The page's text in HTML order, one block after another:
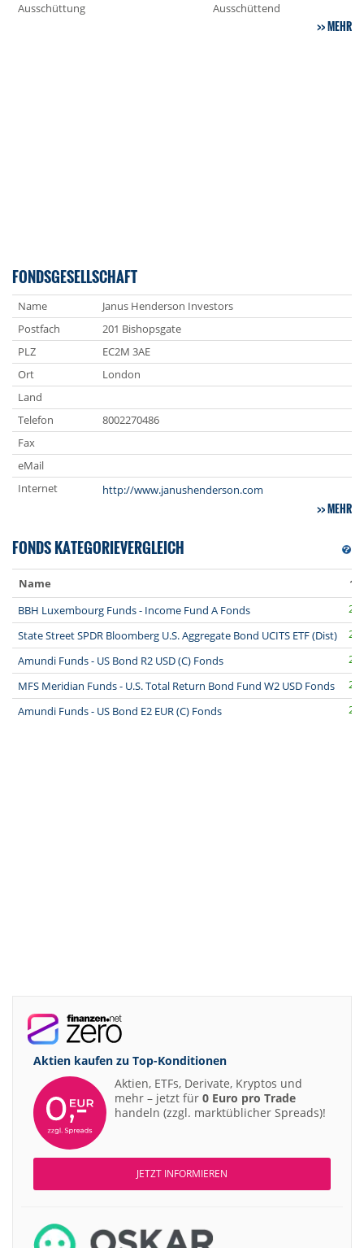
Ausschüttung
Ausschüttend
MEHR
FONDSGESELLSCHAFT
Name
Janus Henderson Investors
Postfach
201 Bishopsgate
PLZ
EC2M 3AE
Ort
London
Land
Telefon
8002270486
Fax
eMail
Internet
http://www.janushenderson.com
MEHR
FONDS KATEGORIEVERGLEICH
Name
1J
BBH Luxembourg Funds - Income Fund A Fonds
State Street SPDR Bloomberg U.S. Aggregate Bond UCITS ETF (Dist)
Amundi Funds - US Bond R2 USD (C) Fonds
MFS Meridian Funds - U.S. Total Return Bond Fund W2 USD Fonds
Amundi Funds - US Bond E2 EUR (C) Fonds
Aktien kaufen zu Top-Konditionen
Aktien, ETFs, Derivate, Kryptos und
mehr – jetzt für 0 Euro pro Trade
handeln (zzgl. marktüblicher Spreads)!
JETZT INFORMIEREN